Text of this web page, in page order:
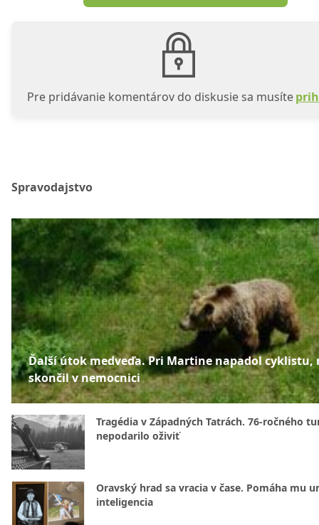
Pre pridávanie komentárov do diskusie sa musíte
Spravodajstvo
Ďalší útok medveďa. Pri Martine napadol cyklistu,
skončil v nemocnici
Tragédia v Západných Tatrách. 76-ročného
nepodarilo oživiť
Oravský hrad sa vracia v čase. Pomáha mu
inteligencia